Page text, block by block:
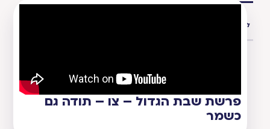
למטפלים
פרשת שבת הגדול – צו – תודה גם
כשמר